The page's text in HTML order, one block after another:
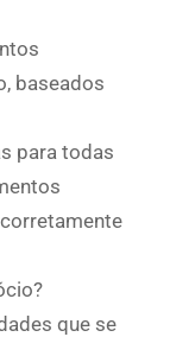
baseados
para todas
que se